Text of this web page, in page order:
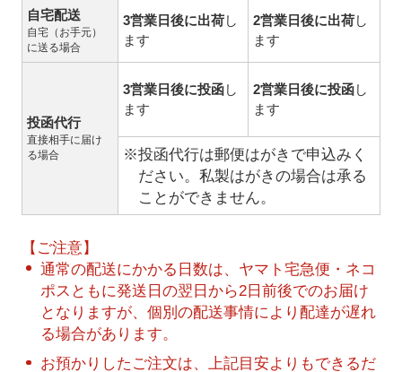
自宅配送
自宅（お手元）
に送る場合
3営業日後に出荷し
ます
2営業日後に出荷し
ます
投函代行
直接相手に届け
る場合
3営業日後に投函し
ます
2営業日後に投函し
ます
※投函代行は郵便はがきで申込みく
ださい。私製はがきの場合は承る
ことができません。
【ご注意】
通常の配送にかかる日数は、ヤマト宅急便・ネコ
ポスともに発送日の翌日から2日前後でのお届け
となりますが、個別の配送事情により配達が遅れ
る場合があります。
お預かりしたご注文は、上記目安よりもできるだ